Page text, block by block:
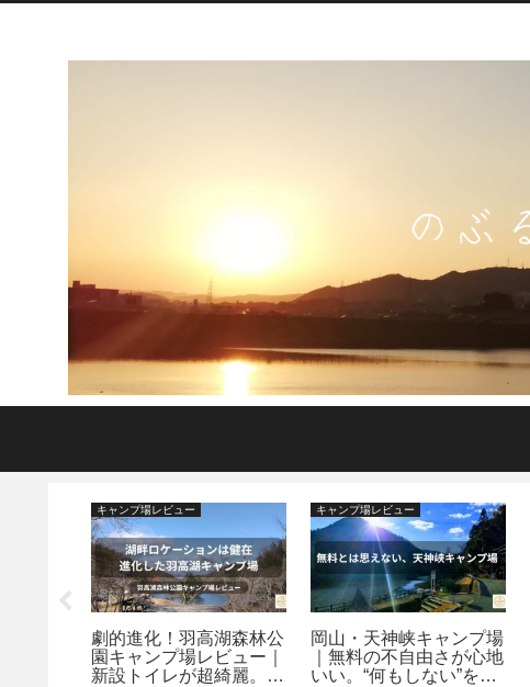
キャンプ場レビュー
劇的進化！羽高湖森林公
園キャンプ場レビュー｜
新設トイレが超綺麗。料
キャンプ場レビュー
岡山・天神峡キャンプ場
｜無料の不自由さが心地
いい。“何もしない”を極